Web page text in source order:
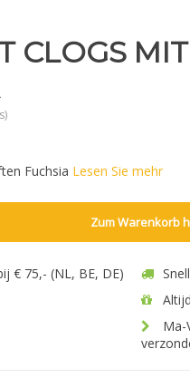
CLOGS
Fuchsia Lesen Sie mehr
Zum Warenkorb
€ 75,- (NL, BE, DE)
Ma-